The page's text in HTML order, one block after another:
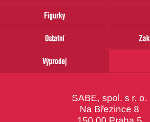
email
Figurky
Ostatní
Výprodej
SABE, spol. s r. o.
Na Březince 8